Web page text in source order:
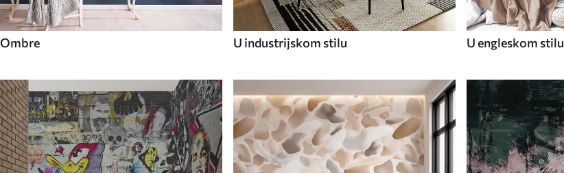
Ombre U industrijskom stilu U engleskom stilu